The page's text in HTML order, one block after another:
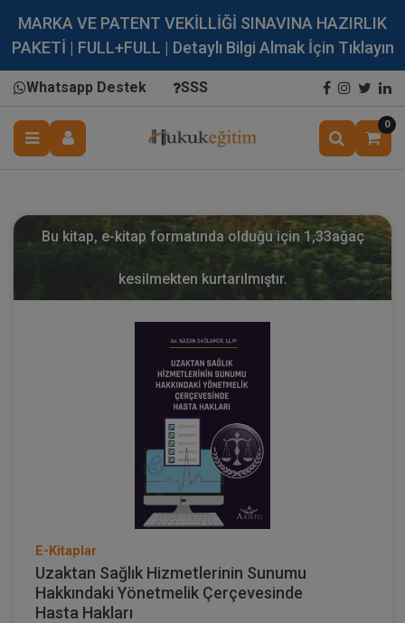
MARKA VE PATENT VEKİLLİĞİ SINAVINA HAZIRLIK
PAKETİ | FULL+FULL | Detaylı Bilgi Almak İçin Tıklayın
Whatsapp Destek SSS
0
Bu kitap, e-kitap formatında olduğu için 1,33ağaç
kesilmekten kurtarılmıştır.
E-Kitaplar
Uzaktan Sağlık Hizmetlerinin Sunumu
Hakkındaki Yönetmelik Çerçevesinde
Hasta Hakları